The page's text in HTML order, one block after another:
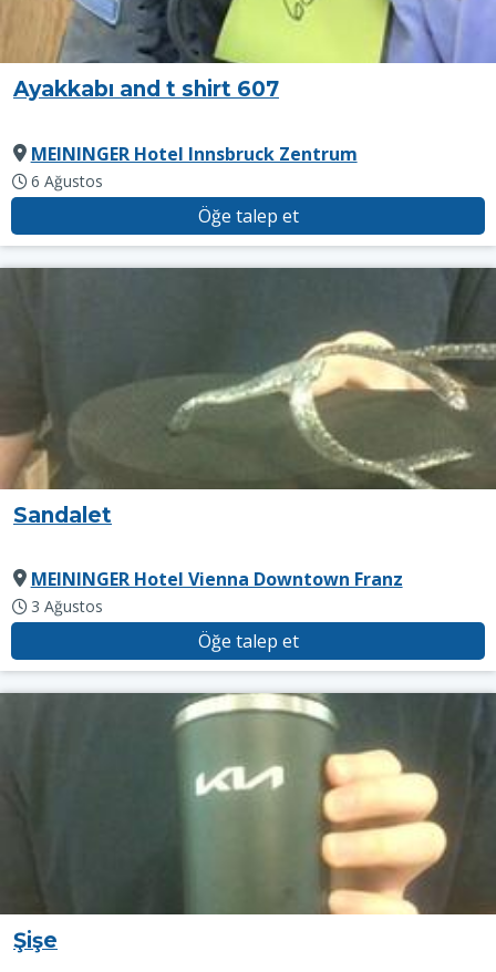
Ayakkabı and t shirt 607
MEININGER Hotel Innsbruck Zentrum
6 Ağustos
Öğe talep et
Sandalet
MEININGER Hotel Vienna Downtown Franz
3 Ağustos
Öğe talep et
Şişe